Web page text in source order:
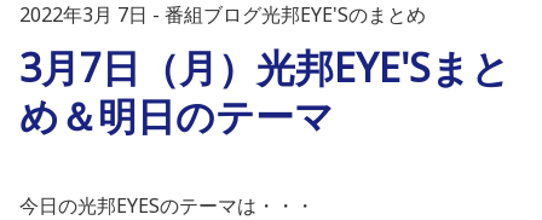
2022年3月 7日 番組ブログ光邦EYE'Sのまとめ
3月7日（月）光邦EYE'Sまと
め＆明日のテーマ
今日の光邦EYESのテーマは・・・